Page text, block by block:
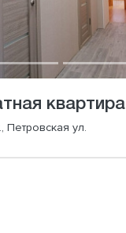
квартира
Петровская ул.